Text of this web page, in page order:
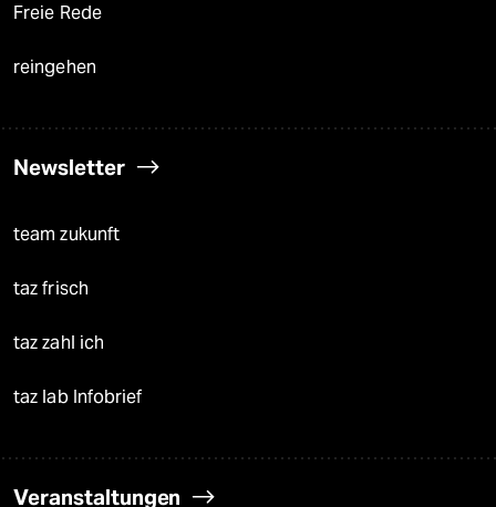
Freie Rede
reingehen
Newsletter
team zukunft
taz frisch
taz zahl ich
taz lab Infobrief
Veranstaltungen